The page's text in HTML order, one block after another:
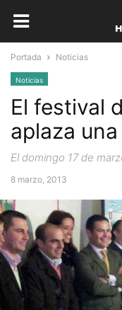
Portada Noticias
Noticias
El festival
aplaza
El domingo 17 de
8 marzo, 2013